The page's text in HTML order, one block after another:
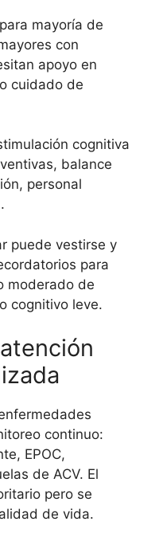
mayoría de
con
apoyo en
cuidado de
cognitiva
balance
personal
puede vestirse y
para
moderado de
cognitivo leve.
continuo:
EPOC,
de ACV. El
pero se
de vida.